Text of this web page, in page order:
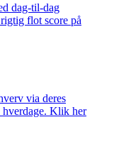
dag-til-dag
flot score på
via deres
Klik her